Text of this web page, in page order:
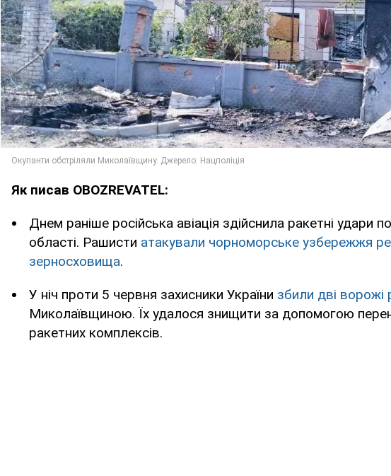
Як писав OBOZREVATEL:
Днем раніше російська авіація здійснила ракетні удари
області. Рашисти атакували чорноморське узбережжя
зерносховища.
У ніч проти 5 червня захисники України збили дві ворожі
Миколаївщиною. Їх удалося знищити за допомогою
ракетних комплексів.